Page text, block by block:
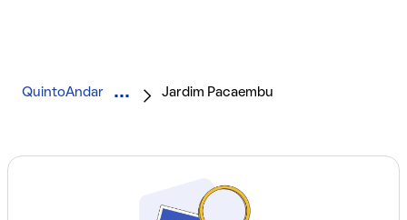
QuintoAndar Jardim Pacaembu